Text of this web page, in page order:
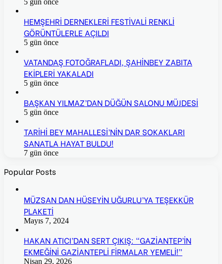
5 gün önce
HEMŞEHRİ DERNEKLERİ FESTİVALİ RENKLİ
GÖRÜNTÜLERLE AÇILDI
5 gün önce
VATANDAŞ FOTOĞRAFLADI, ŞAHİNBEY ZABITA
EKİPLERİ YAKALADI
5 gün önce
BAŞKAN YILMAZ’DAN DÜĞÜN SALONU MÜJDESİ
5 gün önce
TARİHİ BEY MAHALLESİ’NİN DAR SOKAKLARI
SANATLA HAYAT BULDU!
7 gün önce
Popular Posts
MÜZSAN DAN HÜSEYİN UĞURLU’YA TEŞEKKÜR
PLAKETİ
Mayıs 7, 2024
HAKAN ATICI’DAN SERT ÇIKIŞ: “GAZİANTEP’İN
EKMEĞİNİ GAZİANTEPLİ FİRMALAR YEMELİ!”
Nisan 29, 2026